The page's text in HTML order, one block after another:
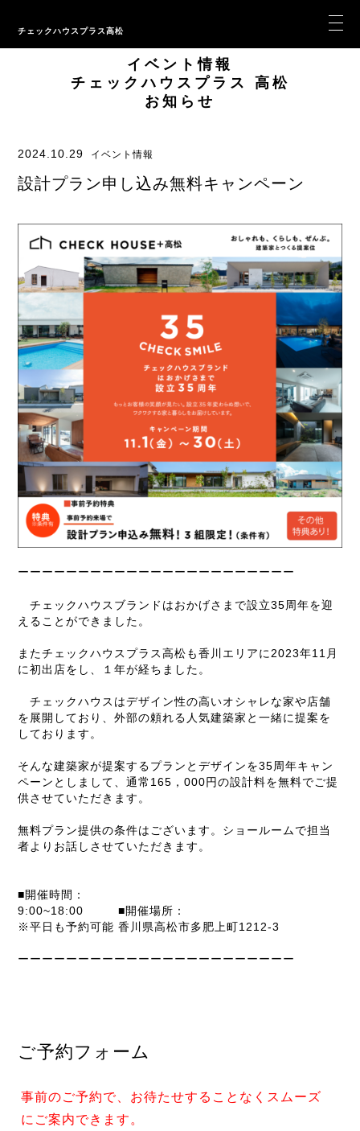
チェックハウスプラス高松
イベント情報
チェックハウスプラス 高松
お知らせ
2024.10.29 イベント情報
設計プラン申し込み無料キャンペーン
ーーーーーーーーーーーーーーーーーーーーーーー
チェックハウスブランドはおかげさまで設立35周年を迎
えることができました。
またチェックハウスプラス高松も香川エリアに2023年11月
に初出店をし、１年が経ちました。
チェックハウスはデザイン性の高いオシャレな家や店舗
を展開しており、外部の頼れる人気建築家と一緒に提案を
しております。
そんな建築家が提案するプランとデザインを35周年キャン
ペーンとしまして、通常165，000円の設計料を無料でご提
供させていただきます。
無料プラン提供の条件はございます。ショールームで担当
者よりお話しさせていただきます。
■開催時間：
9:00~18:00
※平日も予約可能
■開催場所：
香川県高松市多肥上町1212-3
ーーーーーーーーーーーーーーーーーーーーーーー
ご予約フォーム
事前のご予約で、お待たせすることなくスムーズ
にご案内できます。